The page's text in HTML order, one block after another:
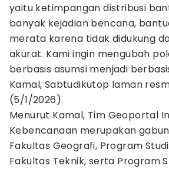
yaitu ketimpangan distribusi
banyak kejadian bencana,
merata karena tidak didukung
akurat. Kami ingin mengubah
berbasis asumsi menjadi
Kamal, Sabtudikutop laman
(5/1/2026).
Menurut Kamal, Tim Geoportal
Kebencanaan merupakan
Fakultas Geografi, Program
Fakultas Teknik, serta Program